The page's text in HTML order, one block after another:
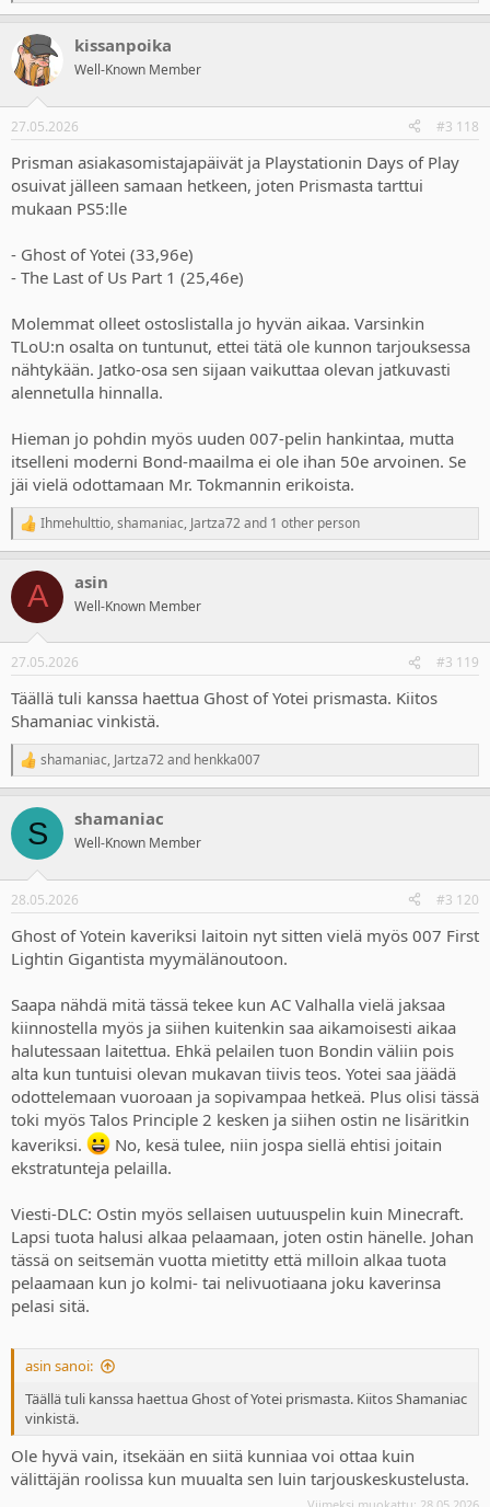
e
c
t
i
s
kissanpoika
Well-Known Member
27.05.2026 #3 118
Prisman asiakasomistajapäivät ja Playstationin Days of Play
osuivat jälleen samaan hetkeen, joten Prismasta tarttui
mukaan PS5:lle
- Ghost of Yotei (33,96e)
- The Last of Us Part 1 (25,46e)
Molemmat olleet ostoslistalla jo hyvän aikaa. Varsinkin
TLoU:n osalta on tuntunut, ettei tätä ole kunnon tarjouksessa
nähtykään. Jatko-osa sen sijaan vaikuttaa olevan jatkuvasti
alennetulla hinnalla.
Hieman jo pohdin myös uuden 007-pelin hankintaa, mutta
itselleni moderni Bond-maailma ei ole ihan 50e arvoinen. Se
jäi vielä odottamaan Mr. Tokmannin erikoista.
R
e
c
i
n
s
:
Ihmehulttio, shamaniac, Jartza72and 1 other person
A asin
Well-Known Member
27.05.2026 #3 119
Täällä tuli kanssa haettua Ghost of Yotei prismasta. Kiitos
Shamaniac vinkistä.
R
e
c
i
s
shamaniac, Jartza72and henkka007
S shamaniac
Well-Known Member
28.05.2026 #3 120
Ghost of Yotein kaveriksi laitoin nyt sitten vielä myös 007 First
Lightin Gigantista myymälänoutoon.
Saapa nähdä mitä tässä tekee kun AC Valhalla vielä jaksaa
kiinnostella myös ja siihen kuitenkin saa aikamoisesti aikaa
halutessaan laitettua. Ehkä pelailen tuon Bondin väliin pois
alta kun tuntuisi olevan mukavan tiivis teos. Yotei saa jäädä
odottelemaan vuoroaan ja sopivampaa hetkeä. Plus olisi tässä
toki myös Talos Principle 2 kesken ja siihen ostin ne lisäritkin
kaveriksi.
No, kesä tulee, niin jospa siellä ehtisi joitain
ekstratunteja pelailla.
Viesti-DLC: Ostin myös sellaisen uutuuspelin kuin Minecraft.
Lapsi tuota halusi alkaa pelaamaan, joten ostin hänelle. Johan
tässä on seitsemän vuotta mietitty että milloin alkaa tuota
pelaamaan kun jo kolmi- tai nelivuotiaana joku kaverinsa
pelasi sitä.
asin sanoi:
Täällä tuli kanssa haettua Ghost of Yotei prismasta. Kiitos Shamaniac
vinkistä.
Ole hyvä vain, itsekään en siitä kunniaa voi ottaa kuin
välittäjän roolissa kun muualta sen luin tarjouskeskustelusta.